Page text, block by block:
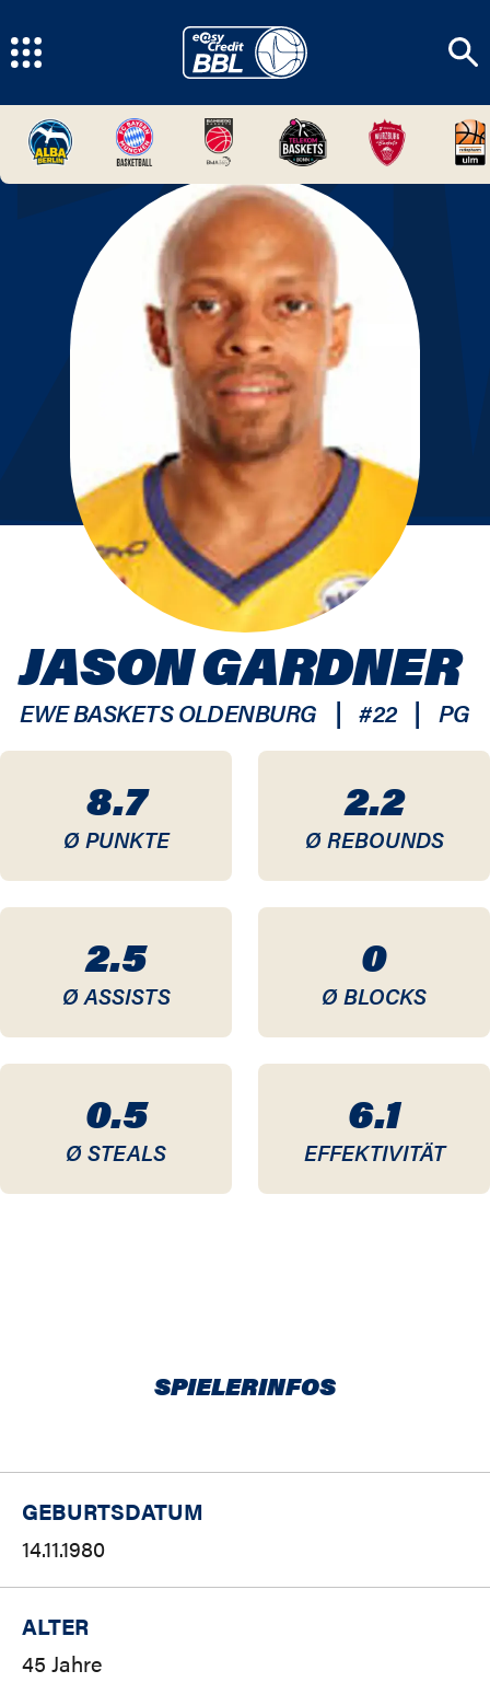
8.7
Ø PUNKTE
2.2
Ø REBOUNDS
2.5
Ø ASSISTS
0
Ø BLOCKS
0.5
Ø STEALS
6.1
EFFEKTIVITÄT
JASON GARDNER
EWE BASKETS OLDENBURG | #22 | PG
SPIELERINFOS
GEBURTSDATUM
14.11.1980
ALTER
45 Jahre